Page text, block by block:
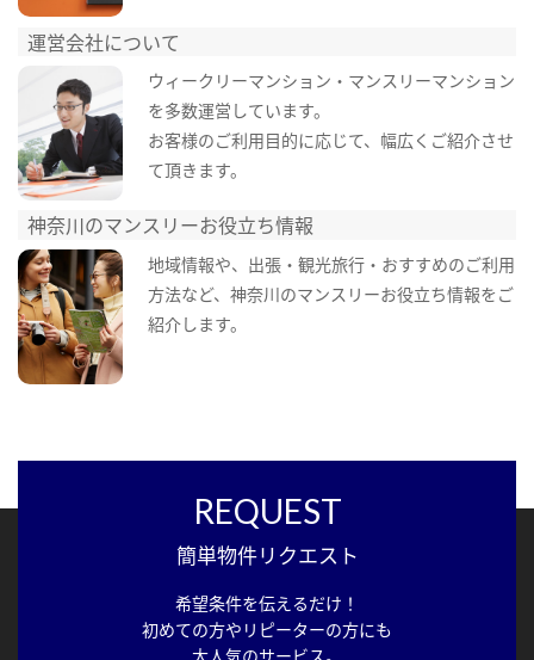
運営会社について
ウィークリーマンション・マンスリーマンション
を多数運営しています。
お客様のご利用目的に応じて、幅広くご紹介させ
て頂きます。
神奈川のマンスリーお役立ち情報
地域情報や、出張・観光旅行・おすすめのご利用
方法など、神奈川のマンスリーお役立ち情報をご
紹介します。
REQUEST
簡単物件リクエスト
希望条件を伝えるだけ！
初めての方やリピーターの方にも
大人気のサービス。